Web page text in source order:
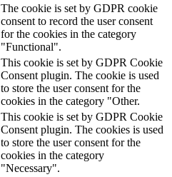
The cookie is set by GDPR cookie
consent to record the user consent
for the cookies in the category
"Functional".
This cookie is set by GDPR Cookie
Consent plugin. The cookie is used
to store the user consent for the
cookies in the category "Other.
This cookie is set by GDPR Cookie
Consent plugin. The cookies is used
to store the user consent for the
cookies in the category
"Necessary".